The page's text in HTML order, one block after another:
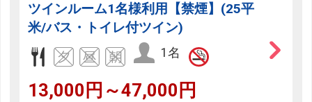
ツインルーム1名様利用【禁煙】(25平
米/バス・トイレ付ツイン)
1名
13,000円～47,000円